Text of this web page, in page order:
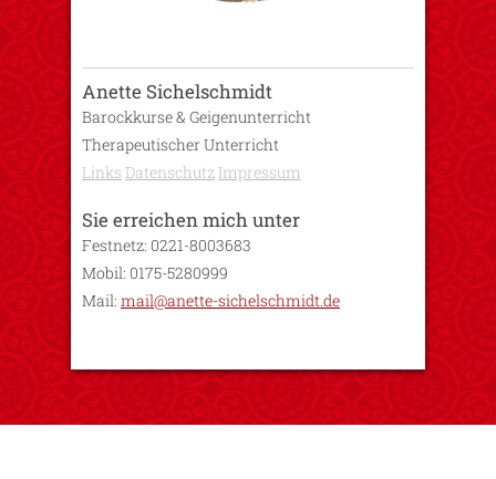
Anette Sichelschmidt
Barockkurse & Geigenunterricht
Therapeutischer Unterricht
Links Datenschutz Impressum
Sie erreichen mich unter
Festnetz: 0221-8003683
Mobil: 0175-5280999
Mail: mail@anette-sichelschmidt.de